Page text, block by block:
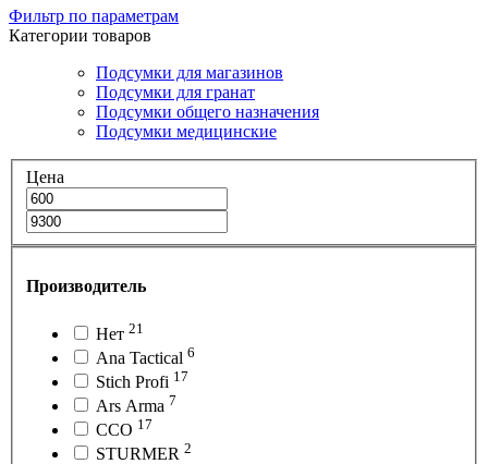
Фильтр по параметрам
Категории товаров
Подсумки для магазинов
Подсумки для гранат
Подсумки общего назначения
Подсумки медицинские
Цена
Производитель
Нет 21
Ana Tactical 6
Stich Profi 17
Ars Arma 7
ССО 17
STURMER 2